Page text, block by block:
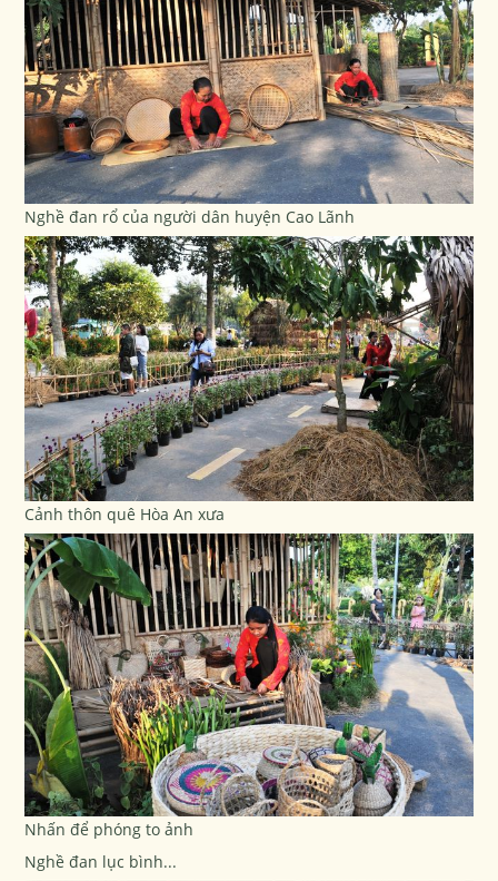
Nghề đan rổ của người dân huyện Cao Lãnh
Cảnh thôn quê Hòa An xưa
Nhấn để phóng to ảnh
Nghề đan lục bình...